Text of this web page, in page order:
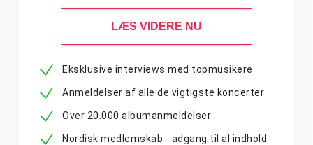
LÆS VIDERE NU
Eksklusive interviews med topmusikere
Anmeldelser af alle de vigtigste koncerter
Over 20.000 albumanmeldelser
Nordisk medlemskab - adgang til al indhold